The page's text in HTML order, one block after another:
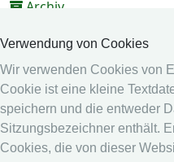
Verwendung von Cookies
Wir verwenden Cookies von
Cookie ist eine kleine
speichern und die entweder
Sitzungsbezeichner enthält.
Cookies, die von dieser
Archiv
Online System
Online System
Kalender